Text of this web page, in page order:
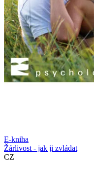
E-kniha
Žárlivost - jak ji zvládat
CZ